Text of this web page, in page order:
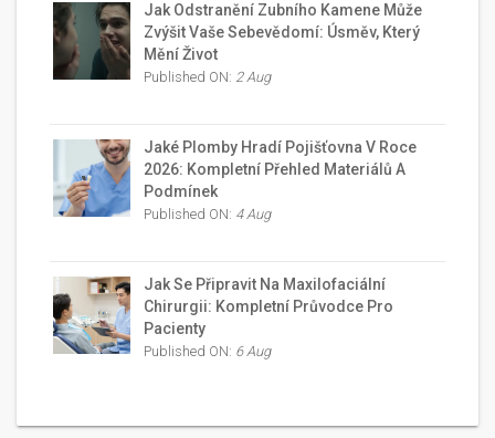
Jak Odstranění Zubního Kamene Může
Zvýšit Vaše Sebevědomí: Úsměv, Který
Mění Život
Published ON: 2 Aug
Jaké Plomby Hradí Pojišťovna V Roce
2026: Kompletní Přehled Materiálů A
Podmínek
Published ON: 4 Aug
Jak Se Připravit Na Maxilofaciální
Chirurgii: Kompletní Průvodce Pro
Pacienty
Published ON: 6 Aug